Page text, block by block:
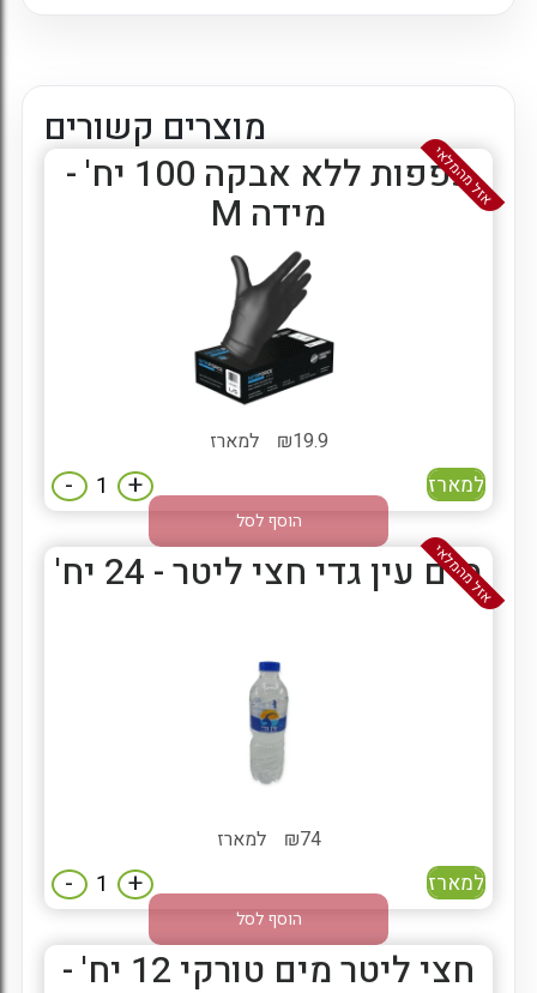
מוצרים קשורים
אזל מהמלאי כפפות ללא אבקה 100 יח' -
מידה M
19.9
₪ למארז
למארז +
-
הוסף לסל
אזל מהמלאי
מים עין גדי חצי ליטר - 24 יח'
74
₪ למארז
למארז +
-
הוסף לסל
חצי ליטר מים טורקי 12 יח' -